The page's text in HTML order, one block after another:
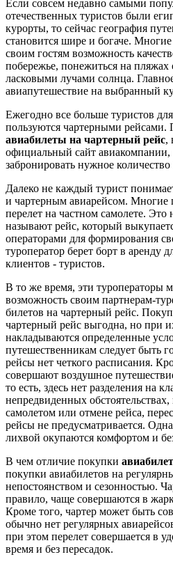
Если совсем недавно самыми
отечественных туристов были
курорты, то сейчас география
становится шире и богаче.
своим гостям возможность
побережье, понежиться на
ласковыми лучами солнца.
авиапутешествие на выбранный
Ежегодно все больше туристов
пользуются чартерными
авиабилеты на чартерный рейс,
официальный сайт
забронировать нужное количество
Далеко не каждый турист
и чартерным авиарейсом. Многие
перелет на частном самолете. Это
называют рейс, который
операторами для формирования
туроператор берет борт в аренду
клиентов - туристов.
В то же время, эти туроператоры
возможность своим партнерам-
билетов на чартерный рейс.
чартерный рейс выгодна, но при
накладываются определенные
путешественникам следует быть
рейсы нет четкого расписания.
совершают воздушное
то есть, здесь нет разделения на
непредвиденных
самолетом или отмене рейса,
рейсы не предусматривается.
лихвой окупаются комфортом и
В чем отличие покупки
покупки авиабилетов на
непостоянством и сезонностью.
правило, чаще совершаются в
Кроме того, чартер может быть
обычно нет регулярных
при этом перелет совершается в
время и без пересадок.